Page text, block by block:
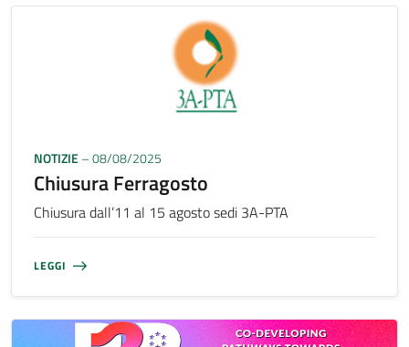
NOTIZIE– 08/08/2025
Chiusura Ferragosto
Chiusura dall’11 al 15 agosto sedi 3A-PTA
LEGGI